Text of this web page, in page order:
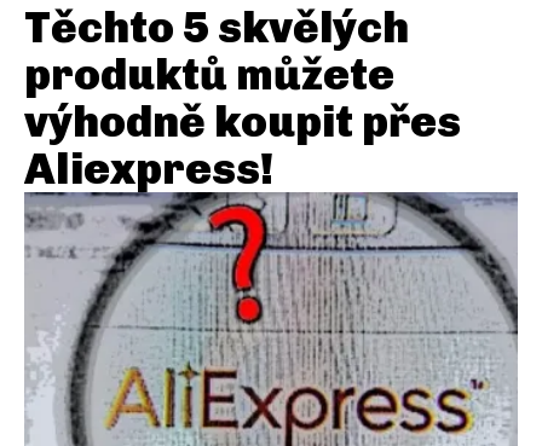
Těchto 5 skvělých
produktů můžete
výhodně koupit přes
Aliexpress!